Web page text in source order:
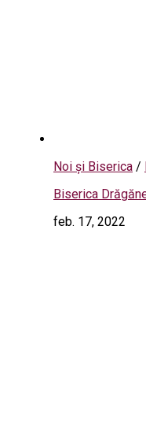
Noi și Biserica /
Biserica
feb. 17, 2022